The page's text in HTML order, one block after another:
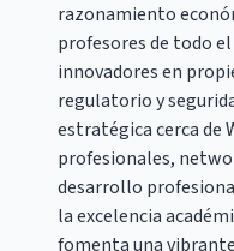
razonamiento
profesores de todo
innovadores en
regulatorio y
estratégica cerca de
profesionales,
desarrollo
la excelencia
fomenta una